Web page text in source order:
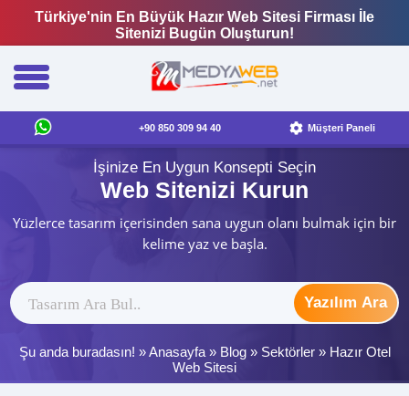
Türkiye'nin En Büyük Hazır Web Sitesi Firması İle
Sitenizi Bugün Oluşturun!
+90 850 309 94 40 Müşteri Paneli
İşinize En Uygun Konsepti Seçin
Web Sitenizi Kurun
Yüzlerce tasarım içerisinden sana uygun olanı bulmak için bir
kelime yaz ve başla.
Yazılım Ara
Şu anda buradasın! »Anasayfa» Blog» Sektörler» Hazır Otel
Web Sitesi